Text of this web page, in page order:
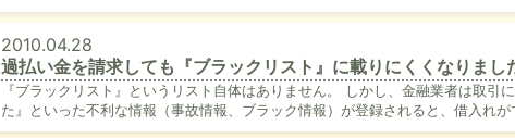
2010.04.28
過払い金を請求しても『ブラックリスト』に載りにくくなりまし
『ブラックリスト』というリスト自体はありません。 しかし、金融業者は取
た』といった不利な情報（事故情報、ブラック情報）が登録されると、借入れ